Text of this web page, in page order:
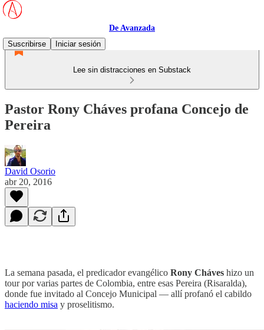
De Avanzada
Suscribirse
Iniciar sesión
Lee sin distracciones en Substack
Pastor Rony Cháves profana Concejo de
Pereira
David Osorio
abr 20, 2016
La semana pasada, el predicador evangélico Rony Cháves hizo un
tour por varias partes de Colombia, entre esas Pereira (Risaralda),
donde fue invitado al Concejo Municipal — allí profanó el cabildo
haciendo misa y proselitismo.